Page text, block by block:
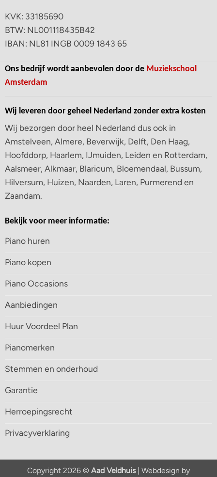
KVK: 33185690
BTW: NL001118435B42
IBAN: NL81 INGB 0009 1843 65
Ons bedrijf wordt aanbevolen door de Muziekschool
Amsterdam
Wij leveren door geheel Nederland zonder extra kosten
Wij bezorgen door heel Nederland dus ook in
Amstelveen, Almere, Beverwijk, Delft, Den Haag,
Hoofddorp, Haarlem, IJmuiden, Leiden en Rotterdam,
Aalsmeer, Alkmaar, Blaricum, Bloemendaal, Bussum,
Hilversum, Huizen, Naarden, Laren, Purmerend en
Zaandam.
Bekijk voor meer informatie:
Piano huren
Piano kopen
Piano Occasions
Aanbiedingen
Huur Voordeel Plan
Pianomerken
Stemmen en onderhoud
Garantie
Herroepingsrecht
Privacyverklaring
Copyright 2026 © Aad Veldhuis| Webdesign by